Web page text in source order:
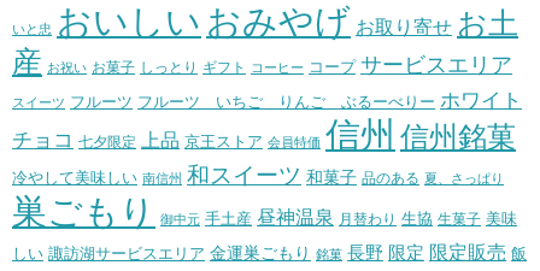
いと忠 おいしい おみやげ お取り寄せ お土
産 お祝い お菓子 しっとり ギフト コーヒー コープ サービスエリア
スイーツ フルーツ フルーツ いちご りんご ぶるーべりー ホワイト
チョコ 七夕限定 上品 京王ストア 会員特価 信州 信州銘菓
冷やして美味しい 南信州 和スイーツ 和菓子 品のある 夏、さっぱり
巣ごもり 御中元 手土産 昼神温泉 月替わり 生協 生菓子 美味
しい 諏訪湖サービスエリア 金運巣ごもり 銘菓 長野 限定 限定販売 飯